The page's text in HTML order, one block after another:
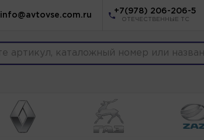
info@avtovse.com.ru
+7(978) 206-206-5
ОТЕЧЕСТВЕННЫЕ ТС